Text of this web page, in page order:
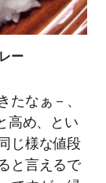
ー
なぁ－、
高め、とい
じ様な値段
と言えるで